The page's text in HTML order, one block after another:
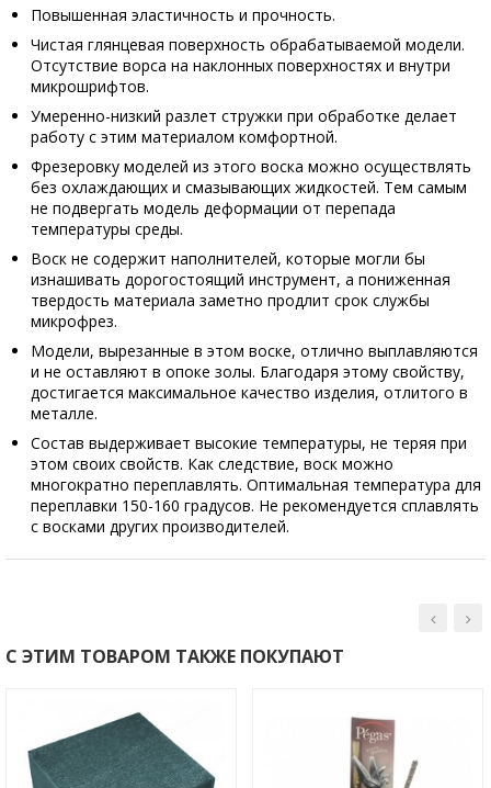
Повышенная эластичность и прочность.
Чистая глянцевая поверхность обрабатываемой модели.
Отсутствие ворса на наклонных поверхностях и внутри
микрошрифтов.
Умеренно-низкий разлет стружки при обработке делает
работу с этим материалом комфортной.
Фрезеровку моделей из этого воска можно осуществлять
без охлаждающих и смазывающих жидкостей. Тем самым
не подвергать модель деформации от перепада
температуры среды.
Воск не содержит наполнителей, которые могли бы
изнашивать дорогостоящий инструмент, а пониженная
твердость материала заметно продлит срок службы
микрофрез.
Модели, вырезанные в этом воске, отлично выплавляются
и не оставляют в опоке золы. Благодаря этому свойству,
достигается максимальное качество изделия, отлитого в
металле.
Состав выдерживает высокие температуры, не теряя при
этом своих свойств. Как следствие, воск можно
многократно переплавлять. Оптимальная температура для
переплавки 150-160 градусов. Не рекомендуется сплавлять
с восками других производителей.
С ЭТИМ ТОВАРОМ ТАКЖЕ ПОКУПАЮТ